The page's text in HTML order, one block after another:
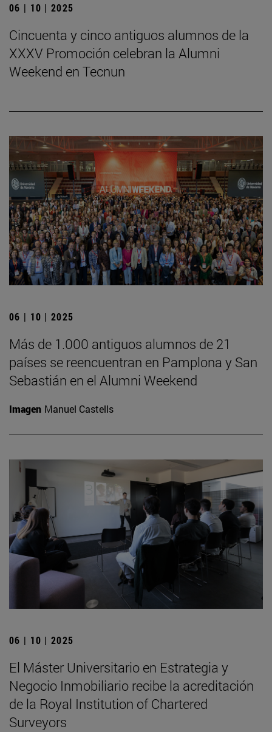
06 | 10 | 2025
Cincuenta y cinco antiguos alumnos de la
XXXV Promoción celebran la Alumni
Weekend en Tecnun
06 | 10 | 2025
Más de 1.000 antiguos alumnos de 21
países se reencuentran en Pamplona y San
Sebastián en el Alumni Weekend
Imagen Manuel Castells
06 | 10 | 2025
El Máster Universitario en Estrategia y
Negocio Inmobiliario recibe la acreditación
de la Royal Institution of Chartered
Surveyors